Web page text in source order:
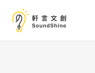
要